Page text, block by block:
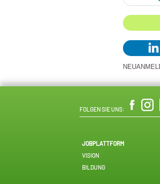
FOLGEN SIE UNS:
JOBPLATTFORM
VISION
BILDUNG